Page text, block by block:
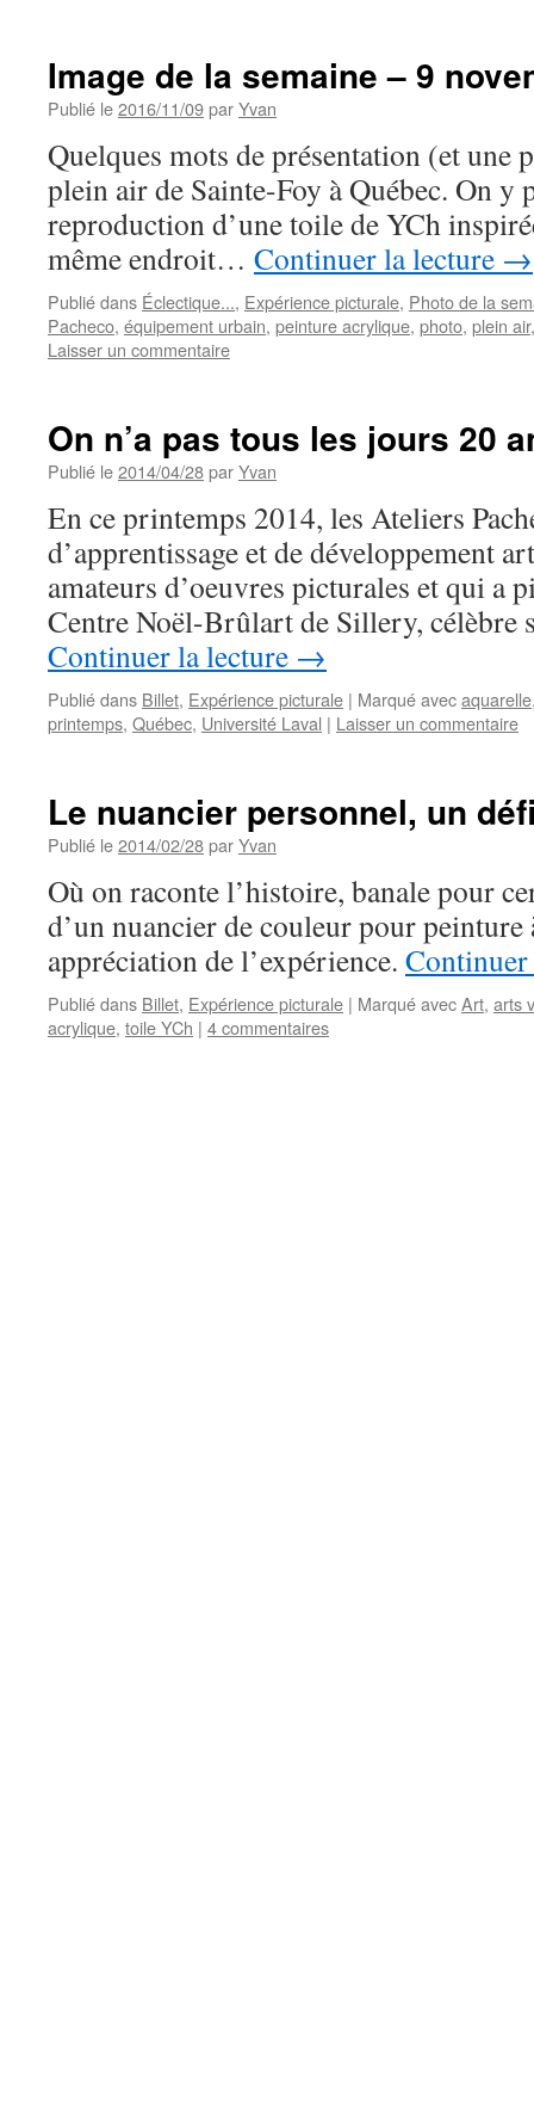
Image de la semaine – 9
Publié le2016/11/09parYvan
Quelques mots de présentation (et une
plein air de Sainte-Foy à Québec. On y
reproduction d’une toile de YCh
même endroit… Continuer la lecture →
Publié dans Éclectique..., Expérience picturale, Photo de la
Pacheco, équipement urbain, peinture acrylique, photo, plein air
Laisser un commentaire
On n’a pas tous les jours 20
Publié le2014/04/28parYvan
En ce printemps 2014, les Ateliers
d’apprentissage et de développement
amateurs d’oeuvres picturales et qui a
Centre Noël-Brûlart de Sillery, célèbre
Continuer la lecture →
Publié dans Billet, Expérience picturale | Marqué avecaquarelle
printemps, Québec, Université Laval | Laisser un commentaire
Le nuancier personnel, un
Publié le2014/02/28parYvan
Où on raconte l’histoire, banale pour
d’un nuancier de couleur pour peinture
appréciation de l’expérience.
Publié dans Billet, Expérience picturale | Marqué avecArt, arts
acrylique, toile YCh | 4 commentaires